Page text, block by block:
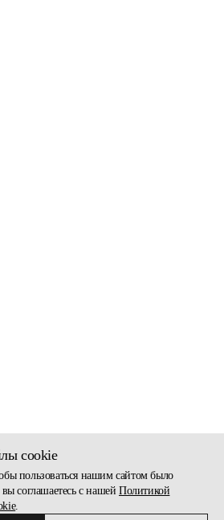
cookie
пользоваться нашим сайтом было
соглашаетесь с нашейПолитикой
.